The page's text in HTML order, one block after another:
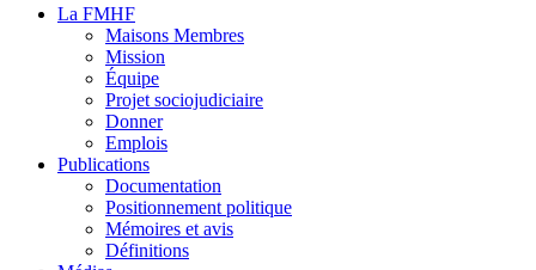
La FMHF
Maisons Membres
Mission
Équipe
Projet sociojudiciaire
Donner
Emplois
Publications
Documentation
Positionnement politique
Mémoires et avis
Définitions